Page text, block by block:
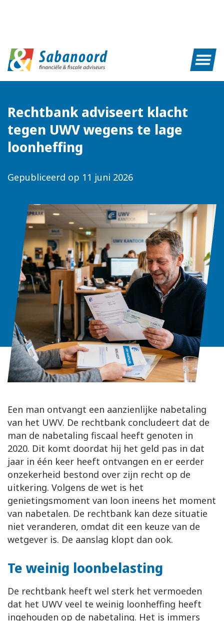
Rechtbank adviseert klacht
tegen UWV wegens te lage
loonheffing
Gepubliceerd op 11 juni 2026
Een man ontvangt een aanzienlijke nabetaling
van het UWV. De rechtbank concludeert dat de
man de nabetaling fiscaal heeft genoten in
2020. Dit komt doordat hij het geld pas in dat
jaar in één keer heeft ontvangen en er eerder
onzekerheid bestond over zijn recht op de
uitkering. Volgens de wet is het
genietingsmoment van loon ineens het moment
van nabetalen. De rechtbank kan deze situatie
niet veranderen, omdat dit een keuze van de
wetgever is. De aanslag klopt dan ook.
Te weinig loonbelasting
De rechtbank heeft wel sterk het vermoeden
dat het UWV veel te weinig loonheffing heeft
ingehouden op de nabetaling. Het is immers